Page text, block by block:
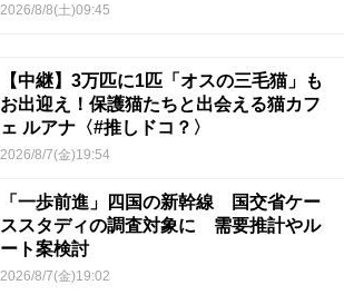
2026/8/8(土)09:45
【中継】3万匹に1匹「オスの三毛猫」も
お出迎え！保護猫たちと出会える猫カフ
ェ ルアナ〈#推しドコ？〉
2026/8/7(金)19:54
「一歩前進」四国の新幹線 国交省ケー
ススタディの調査対象に 需要推計やル
ート案検討
2026/8/7(金)19:02